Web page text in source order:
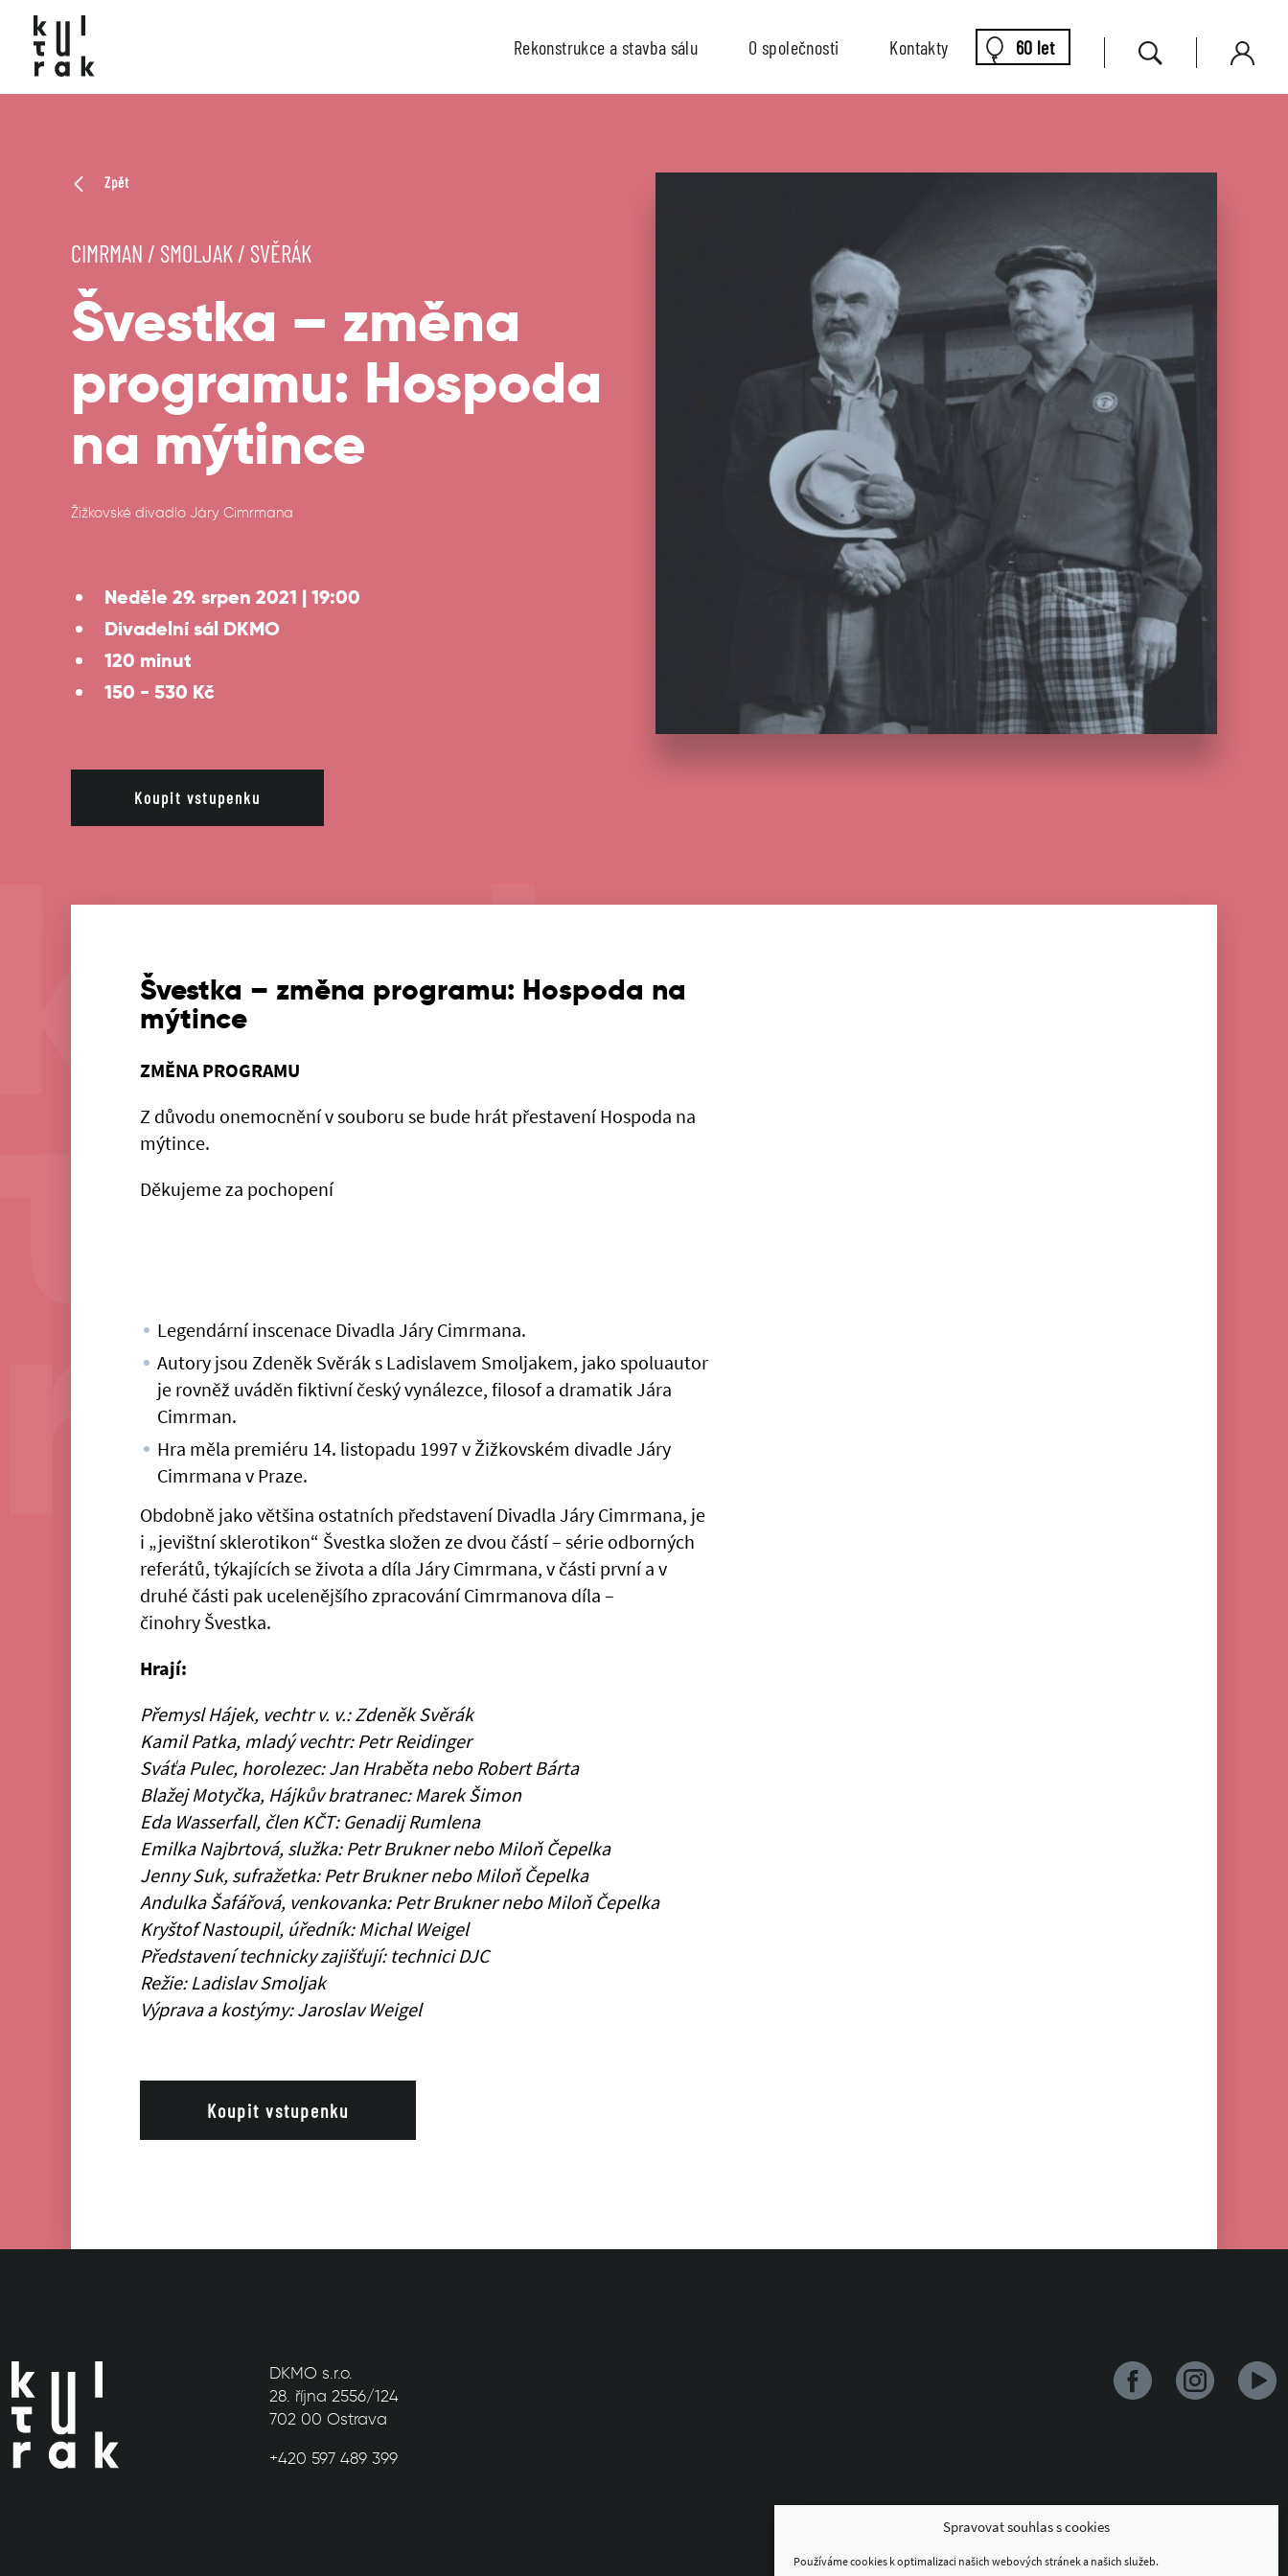
Spravovat souhlas s cookies
Používáme cookies k optimalizaci našich webových stránek a našich služeb.
Rekonstrukce a stavba sálu O společnosti Kontakty 60 let
Zpět
CIMRMAN / SMOLJAK / SVĚRÁK
Švestka – změna
programu: Hospoda
na mýtince
Žižkovské divadlo Járy Cimrmana
Neděle 29. srpen 2021 | 19:00
Divadelní sál DKMO
120 minut
150 - 530 Kč
Koupit vstupenku
Švestka – změna programu: Hospoda na
mýtince
ZMĚNA PROGRAMU
Z důvodu onemocnění v souboru se bude hrát přestavení Hospoda na
mýtince.
Děkujeme za pochopení
Legendární inscenace Divadla Járy Cimrmana.
Autory jsou Zdeněk Svěrák s Ladislavem Smoljakem, jako spoluautor
je rovněž uváděn fiktivní český vynálezce, filosof a dramatik Jára
Cimrman.
Hra měla premiéru 14. listopadu 1997 v Žižkovském divadle Járy
Cimrmana v Praze.
Obdobně jako většina ostatních představení Divadla Járy Cimrmana, je
i „jevištní sklerotikon“ Švestka složen ze dvou částí – série odborných
referátů, týkajících se života a díla Járy Cimrmana, v části první a v
druhé části pak ucelenějšího zpracování Cimrmanova díla –
činohry Švestka.
Hrají:
Přemysl Hájek, vechtr v. v.: Zdeněk Svěrák
Kamil Patka, mladý vechtr: Petr Reidinger
Sváťa Pulec, horolezec: Jan Hraběta nebo Robert Bárta
Blažej Motyčka, Hájkův bratranec: Marek Šimon
Eda Wasserfall, člen KČT: Genadij Rumlena
Emilka Najbrtová, služka: Petr Brukner nebo Miloň Čepelka
Jenny Suk, sufražetka: Petr Brukner nebo Miloň Čepelka
Andulka Šafářová, venkovanka: Petr Brukner nebo Miloň Čepelka
Kryštof Nastoupil, úředník: Michal Weigel
Představení technicky zajišťují: technici DJC
Režie: Ladislav Smoljak
Výprava a kostýmy: Jaroslav Weigel
Koupit vstupenku
DKMO s.r.o.
28. října 2556/124
702 00 Ostrava
+420 597 489 399